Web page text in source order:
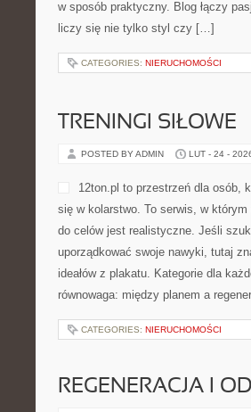
w sposób praktyczny. Blog łączy
liczy się nie tylko styl czy […]
CATEGORIES: NIERUCHOMOŚCI
TRENINGI SIŁOWE
POSTED BY ADMIN LUT - 24 -
12ton.pl to przestrzeń dla osób,
się w kolarstwo. To serwis, w
do celów jest realistyczne. Jeśli
uporządkować swoje nawyki, tutaj
ideałów z plakatu. Kategorie dla
równowaga: między planem a
CATEGORIES: NIERUCHOMOŚCI
REGENERACJA I